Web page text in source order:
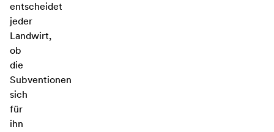
entscheidet
jeder
Landwirt,
ob
die
Subventionen
sich
für
ihn